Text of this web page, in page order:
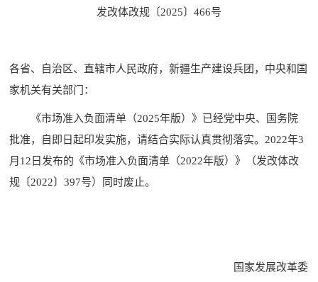
发改体改规〔2025〕466号
各省、自治区、直辖市人民政府，新疆生产建设兵团，中央和国
家机关有关部门：
《市场准入负面清单（2025年版）》已经党中央、国务院
批准，自即日起印发实施，请结合实际认真贯彻落实。2022年3
月12日发布的《市场准入负面清单（2022年版）》（发改体改
规〔2022〕397号）同时废止。
国家发展改革委